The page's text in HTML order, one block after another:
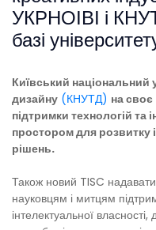
УКРНОІВІ і
базі
Київський національний
дизайну (КНУТД) на
підтримки технологій та
простором для розвитку
рішень.
Також новий TISC
науковцям і митцям
інтелектуальної